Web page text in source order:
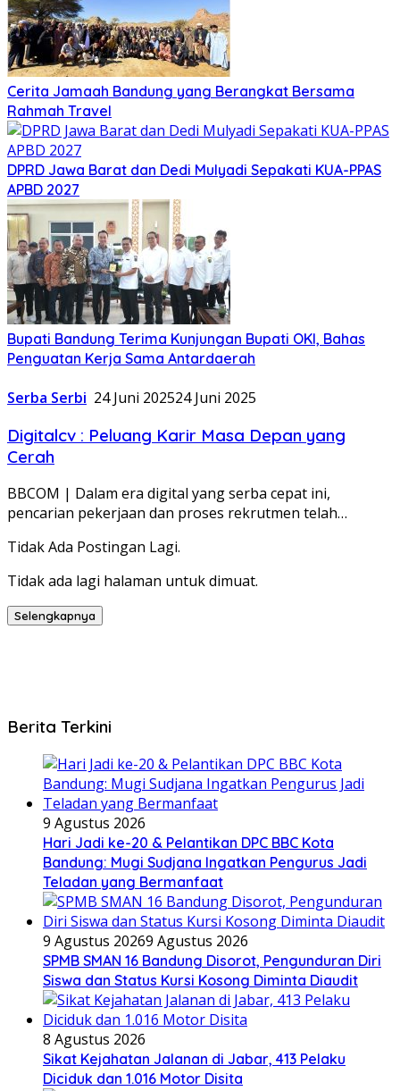
Cerita Jamaah Bandung yang Berangkat Bersama
Rahmah Travel
DPRD Jawa Barat dan Dedi Mulyadi Sepakati KUA-PPAS
APBD 2027
Bupati Bandung Terima Kunjungan Bupati OKI, Bahas
Penguatan Kerja Sama Antardaerah
Serba Serbi 24 Juni 202524 Juni 2025
Digitalcv : Peluang Karir Masa Depan yang
Cerah
BBCOM | Dalam era digital yang serba cepat ini,
pencarian pekerjaan dan proses rekrutmen telah…
Tidak Ada Postingan Lagi.
Tidak ada lagi halaman untuk dimuat.
Selengkapnya
Berita Terkini
9 Agustus 2026
Hari Jadi ke-20 & Pelantikan DPC BBC Kota
Bandung: Mugi Sudjana Ingatkan Pengurus Jadi
Teladan yang Bermanfaat
9 Agustus 20269 Agustus 2026
SPMB SMAN 16 Bandung Disorot, Pengunduran Diri
Siswa dan Status Kursi Kosong Diminta Diaudit
8 Agustus 2026
Sikat Kejahatan Jalanan di Jabar, 413 Pelaku
Diciduk dan 1.016 Motor Disita